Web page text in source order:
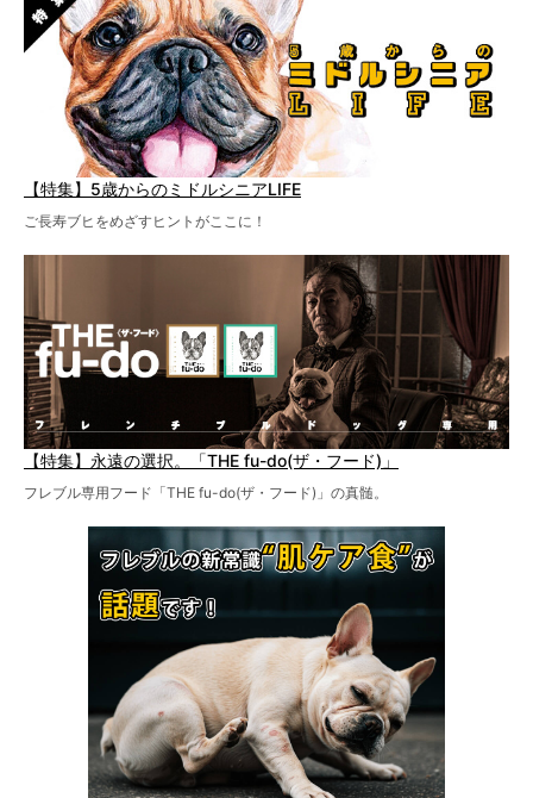
【特集】5歳からのミドルシニアLIFE
ご長寿ブヒをめざすヒントがここに！
【特集】永遠の選択。「THE fu-do(ザ・フード)」
フレブル専用フード「THE fu-do(ザ・フード)」の真髄。